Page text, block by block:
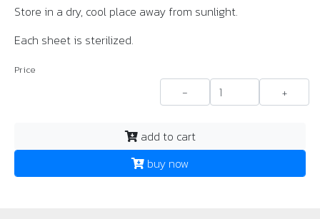
Store in a dry, cool place away from sunlight.
Each sheet is sterilized.
Price
- +
add to cart
buy now